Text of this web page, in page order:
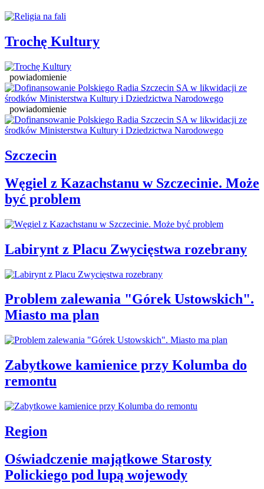
Trochę Kultury
powiadomienie
powiadomienie
Szczecin
Węgiel z Kazachstanu w Szczecinie. Może
być problem
Labirynt z Placu Zwycięstwa rozebrany
Problem zalewania "Górek Ustowskich".
Miasto ma plan
Zabytkowe kamienice przy Kolumba do
remontu
Region
Oświadczenie majątkowe Starosty
Polickiego pod lupą wojewody